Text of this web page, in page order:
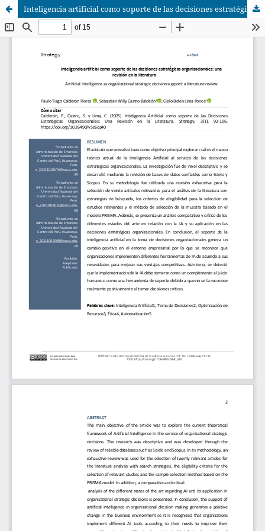
Inteligencia artificial como soporte de las decisiones estratégicas organizacionales una revisión en la literatura